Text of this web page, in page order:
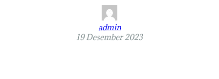
admin
19 Desember 2023